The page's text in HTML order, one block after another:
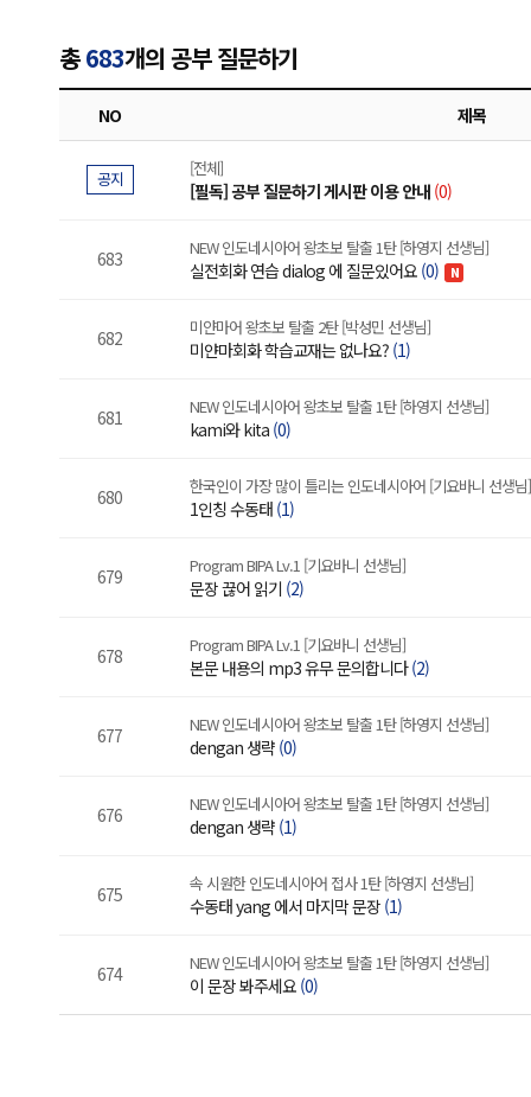
총683개의 공부 질문하기
NO 제목
공지 [전체]
[필독] 공부 질문하기 게시판 이용 안내 (0)
683 NEW 인도네시아어 왕초보 탈출 1탄 [하영지 선생님]
실전회화 연습 dialog 에 질문있어요 (0) N
682 미얀마어 왕초보 탈출 2탄 [박성민 선생님]
미얀마회화 학습교재는 없나요? (1)
681 NEW 인도네시아어 왕초보 탈출 1탄 [하영지 선생님]
kami와 kita (0)
680 한국인이 가장 많이 틀리는 인도네시아어 [기요바니 선생님]
1인칭 수동태 (1)
679 Program BIPA Lv.1 [기요바니 선생님]
문장 끊어 읽기 (2)
678 Program BIPA Lv.1 [기요바니 선생님]
본문 내용의 mp3 유무 문의합니다(2)
677 NEW 인도네시아어 왕초보 탈출 1탄 [하영지 선생님]
dengan 생략 (0)
676 NEW 인도네시아어 왕초보 탈출 1탄 [하영지 선생님]
dengan 생략 (1)
675 속 시원한 인도네시아어 접사 1탄 [하영지 선생님]
수동태 yang 에서 마지막 문장 (1)
674 NEW 인도네시아어 왕초보 탈출 1탄 [하영지 선생님]
이 문장 봐주세요 (0)